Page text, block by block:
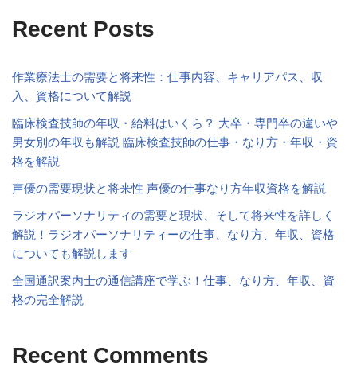
Recent Posts
作業療法士の需要と将来性：仕事内容、キャリアパス、収
入、資格について解説
臨床検査技師の年収・給料はいくら？ 大卒・専門卒の違いや
男女別の年収も解説 臨床検査技師の仕事・なり方・年収・資
格を解説
声優の需要現状と将来性 声優の仕事なり方年収資格を解説
ラジオパーソナリティの需要と現状、そして将来性を詳しく
解説！ラジオパーソナリティーの仕事、なり方、年収、資格
についても解説します
全国通訳案内士の通信講座で学ぶ！仕事、なり方、年収、資
格の完全解説
Recent Comments